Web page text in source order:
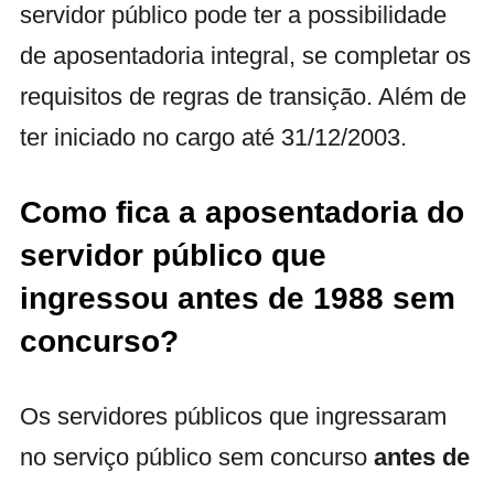
servidor público pode ter a possibilidade
de aposentadoria integral, se completar os
requisitos de regras de transição. Além de
ter iniciado no cargo até 31/12/2003.
Como fica a aposentadoria do
servidor público que
ingressou antes de 1988 sem
concurso?
Os servidores públicos que ingressaram
no serviço público sem concurso antes de